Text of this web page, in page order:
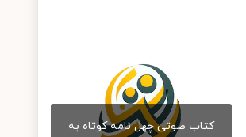
کتاب صوتی چهل نامه کوتاه به